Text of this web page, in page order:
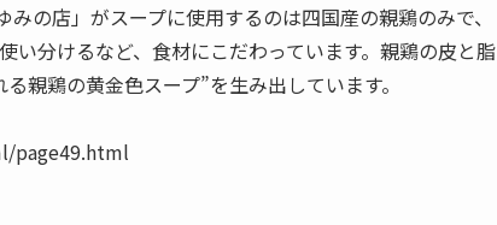
の店」がスープに使用するのは四国産の親鶏のみで、
分けるなど、食材にこだわっています。親鶏の皮と脂
親鶏の黄金色スープ”を生み出しています。
page49.html